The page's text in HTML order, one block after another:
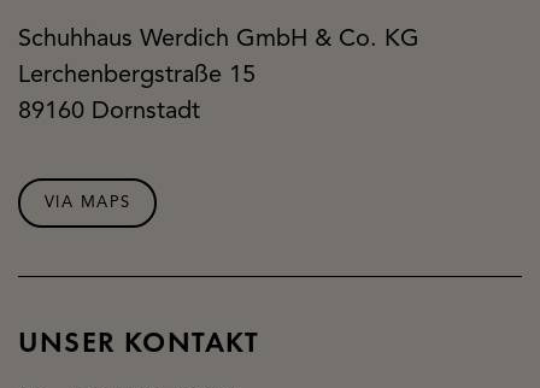
Schuhhaus Werdich GmbH & Co. KG
Lerchenbergstraße 15
89160 Dornstadt
VIA MAPS
UNSER KONTAKT